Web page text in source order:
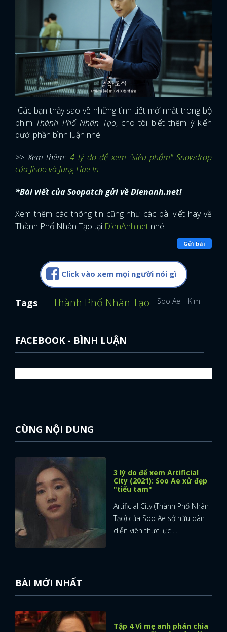
ĐĂNG NHẬP
Các bạn thấy sao về những tình tiết mới nhất trong bộ
phim Thành Phố Nhân Tạo, cho tôi biết thêm ý kiến
dưới phần bình luận nhé!
>> Xem thêm:4 lý do để xem "siêu phẩm" Snowdrop
của Jisoo và Jung Hae In
*Bài viết của Soopatch gửi về Dienanh.net!
Xem thêm các thông tin cũng như các bài viết hay về
Thành Phố Nhân Tạo tại DienAnh.net nhé!
Gửi bài
Click vào xem mọi người nói gì
Tags Thành Phố Nhân Tạo Soo Ae Kim Kang
FACEBOOK - BÌNH LUẬN
CÙNG NỘI DUNG
3 lý do để xem Artificial
City (2021): Soo Ae xử đẹp
"tiểu tam"
Artificial City (Thành Phố Nhân
Tạo) của Soo Ae sở hữu dàn
diễn viên thực lực ...
BÀI MỚI NHẤT
Tập 4 Vì mẹ anh phán chia